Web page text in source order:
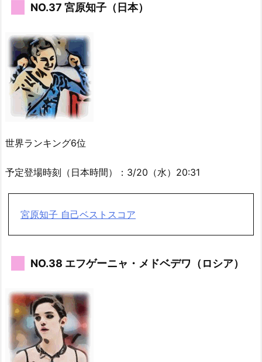
NO.37 宮原知子（日本）
世界ランキング6位
予定登場時刻（日本時間）：3/20（水）20:31
宮原知子 自己ベストスコア
NO.38 エフゲーニャ・メドベデワ（ロシア）